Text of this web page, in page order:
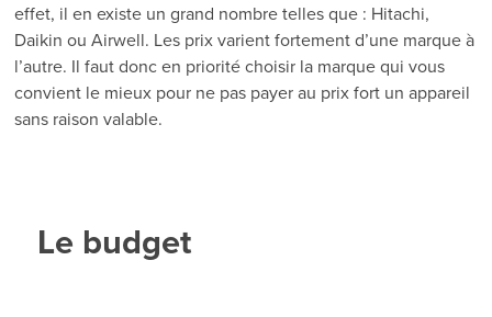
effet, il en existe un grand nombre telles que : Hitachi,
Daikin ou Airwell. Les prix varient fortement d’une marque à
l’autre. Il faut donc en priorité choisir la marque qui vous
convient le mieux pour ne pas payer au prix fort un appareil
sans raison valable.
Le budget